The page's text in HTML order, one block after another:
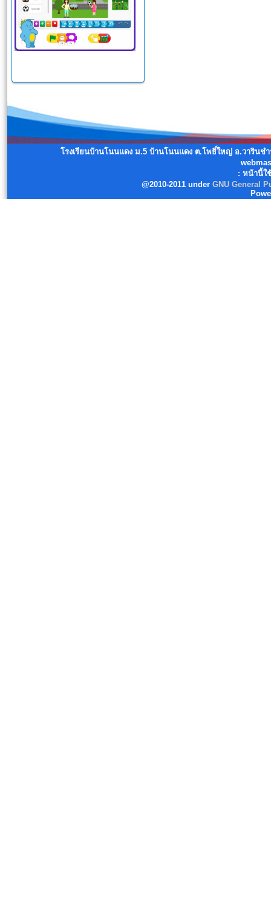
โรงเรียนบ้านโนนแดง ม.5 บ้านโนนแดง ต.โพธิ์ใหญ่ อ.วารินช
: หน้านี้ใ
@2010-2011 under GNU General